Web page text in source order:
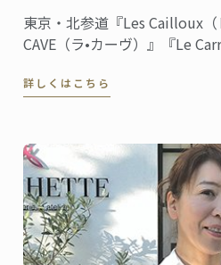
東京・北参道『Les Cailloux（
CAVE（ラ•カーヴ）』『Le
詳しくはこちら